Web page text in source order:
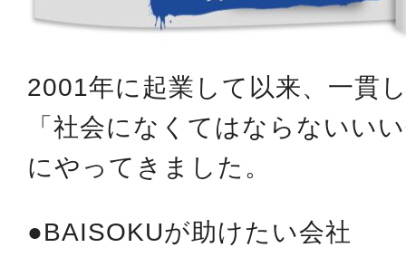
2001年に起業して以来、一貫
「社会になくてはならないい
にやってきました。
●BAISOKUが助けたい会社